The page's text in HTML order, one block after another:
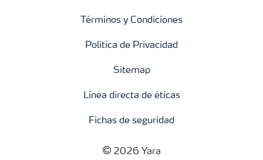
Términos y Condiciones
Política de Privacidad
Sitemap
Línea directa de éticas
Fichas de seguridad
2026 Yara